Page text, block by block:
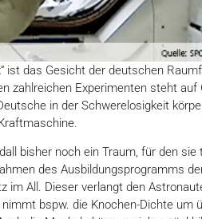
ist das Gesicht der deutschen
zahlreichen Experimenten steht
in der Schwerelosigkeit
bisher noch ein Traum, für den
des Ausbildungsprogramms
All. Dieser verlangt den
bspw. die Knochen-Dichte